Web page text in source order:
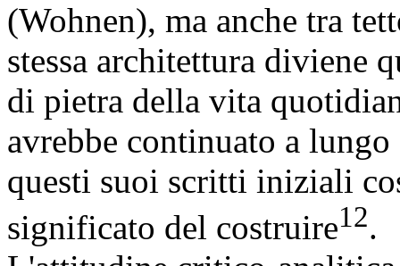
(Wohnen), ma anche tra
stessa architettura diviene
di pietra della vita
avrebbe continuato a
questi suoi scritti iniziali
significato del costruire12.